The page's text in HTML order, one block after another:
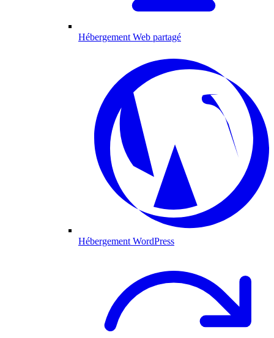
Hébergement Web partagé
Hébergement WordPress